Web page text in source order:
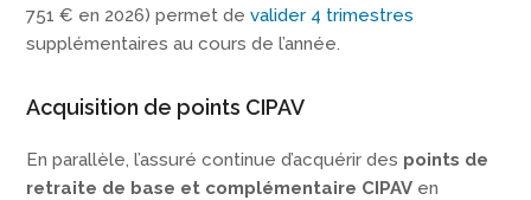
751 € en 2026) permet devalider 4 trimestres
supplémentaires au cours de l’année.
Acquisition de points CIPAV
En parallèle, l’assuré continue d’acquérir des points de
retraite de base et complémentaire CIPAV en